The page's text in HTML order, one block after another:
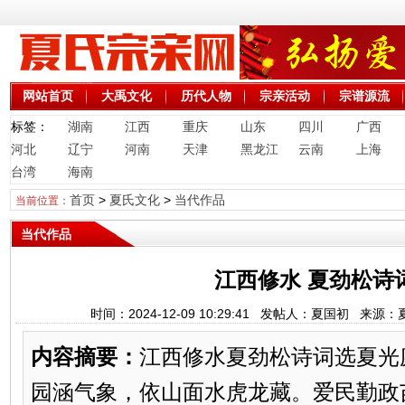
网站首页 大禹文化 历代人物 宗亲活动 宗谱源流
标签： 湖南 江西 重庆 山东 四川
广西
河北
辽宁 河南 天津 黑龙江 云南
上海
台湾
海南
当前位置： 首页> 夏氏文化> 当代作品
当代作品
江西修水 夏劲松诗
时间：2024-12-09 10:29:41 发帖人：夏国初 来源：
内容摘要： 江西修水夏劲松诗词选夏
园涵气象，依山面水虎龙藏。爱民勤